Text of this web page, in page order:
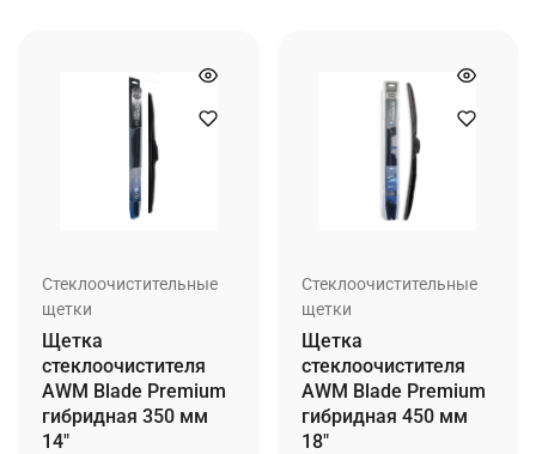
Стеклоочистительные
щетки
Щетка
стеклоочистителя
AWM Blade Premium
гибридная 350 мм
14″
Стеклоочистительные
щетки
Щетка
стеклоочистителя
AWM Blade Premium
гибридная 450 мм
18″